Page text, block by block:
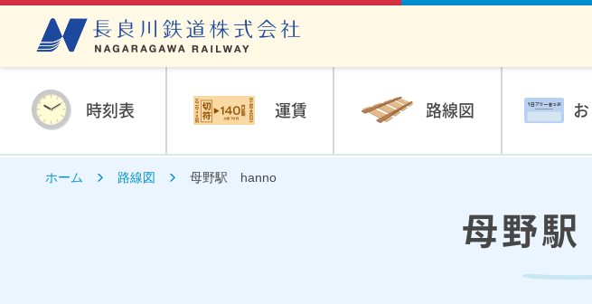
時刻表 運賃 路線図
ホーム 路線図 母野駅 hanno
母野